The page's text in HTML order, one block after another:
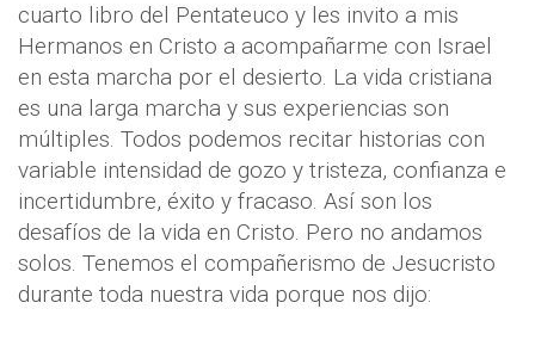
cuarto libro del Pentateuco y les invito a mis
Hermanos en Cristo a acompañarme con Israel
en esta marcha por el desierto. La vida cristiana
es una larga marcha y sus experiencias son
múltiples. Todos podemos recitar historias con
variable intensidad de gozo y tristeza, confianza e
incertidumbre, éxito y fracaso. Así son los
desafíos de la vida en Cristo. Pero no andamos
solos. Tenemos el compañerismo de Jesucristo
durante toda nuestra vida porque nos dijo: